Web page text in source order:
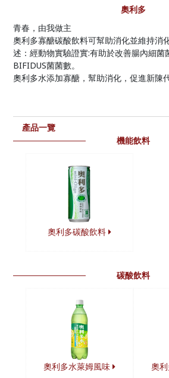
奧利多
青春，由我做主
奧利多寡醣碳酸飲料可幫助消化並維持消
述：經動物實驗證實:有助於改善腸內細
BIFIDUS菌菌數。
奧利多水添加寡醣，幫助消化，促進新陳
產品一覽
機能飲料
奧利多碳酸飲料
碳酸飲料
奧利多水萊姆風味 奧